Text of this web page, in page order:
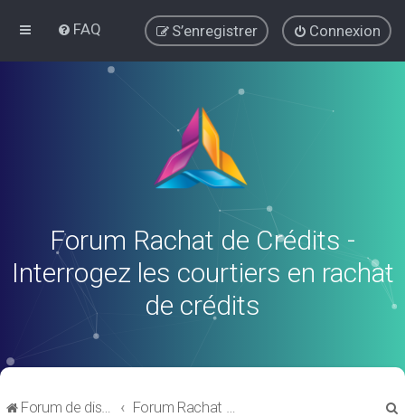
FAQ Connexion
S’enregistrer
Forum Rachat de Crédits -
Interrogez les courtiers en rachat
de crédits
Forum de discussions sur le Regroupement de Crédits et le Rachat de Crédits Forum Rachat de Crédits